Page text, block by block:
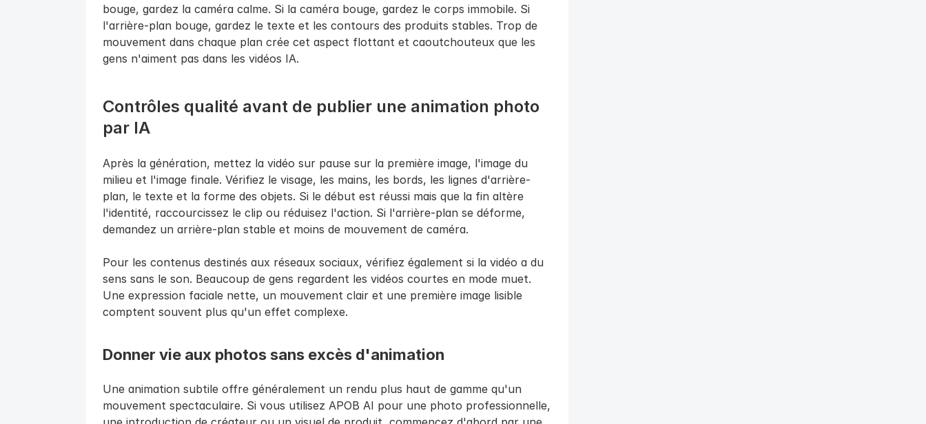
bouge, gardez la caméra calme. Si la caméra bouge, gardez le corps immobile. Si
l'arrière-plan bouge, gardez le texte et les contours des produits stables. Trop de
mouvement dans chaque plan crée cet aspect flottant et caoutchouteux que les
gens n'aiment pas dans les vidéos IA.
Contrôles qualité avant de publier une animation photo
par IA
Après la génération, mettez la vidéo sur pause sur la première image, l'image du
milieu et l'image finale. Vérifiez le visage, les mains, les bords, les lignes d'arrière-
plan, le texte et la forme des objets. Si le début est réussi mais que la fin altère
l'identité, raccourcissez le clip ou réduisez l'action. Si l'arrière-plan se déforme,
demandez un arrière-plan stable et moins de mouvement de caméra.
Pour les contenus destinés aux réseaux sociaux, vérifiez également si la vidéo a du
sens sans le son. Beaucoup de gens regardent les vidéos courtes en mode muet.
Une expression faciale nette, un mouvement clair et une première image lisible
comptent souvent plus qu'un effet complexe.
Donner vie aux photos sans excès d'animation
Une animation subtile offre généralement un rendu plus haut de gamme qu'un
mouvement spectaculaire. Si vous utilisez APOB AI pour une photo professionnelle,